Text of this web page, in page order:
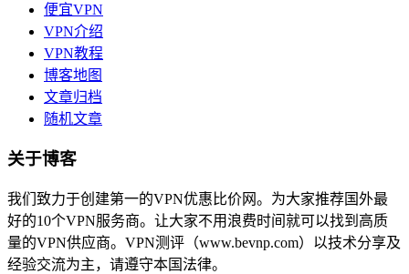
便宜VPN
VPN介绍
VPN教程
博客地图
文章归档
随机文章
关于博客
我们致力于创建第一的VPN优惠比价网。为大家推荐国外最
好的10个VPN服务商。让大家不用浪费时间就可以找到高质
量的VPN供应商。VPN测评（www.bevnp.com）以技术分享及
经验交流为主，请遵守本国法律。